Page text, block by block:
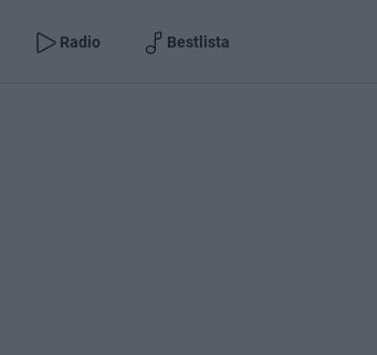
Radio Bestlista